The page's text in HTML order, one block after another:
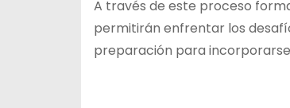
A través de este proceso
permitirán enfrentar los
preparación para